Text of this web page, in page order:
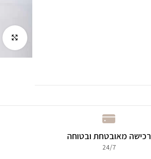
רכישה מאובטחת ובטוחה
24/7